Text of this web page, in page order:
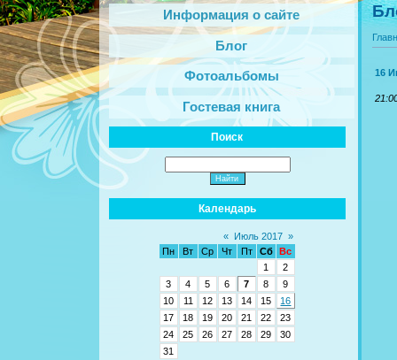
Информация о сайте
Блог
Фотоальбомы
Гостевая книга
Поиск
Календарь
« Июль 2017 »
Пн
Вт Ср Чт Пт Сб
Вс
1
2
3
4 5 6 7 8
9
10
11 12 13 14 15
16
17
18 19 20 21 22
23
24
25 26 27 28 29
30
31
16